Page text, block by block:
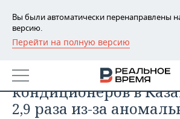
Вы были автоматически перенаправлены
версию.
Перейти на полную версию
РЕГИОНЫ
БАШКОРТОСТАН
ТАТАРСТАН
НОВОСТИ
АНАЛИТИКА
Спрос на установку
кондиционеров в
2,9 раза из-за